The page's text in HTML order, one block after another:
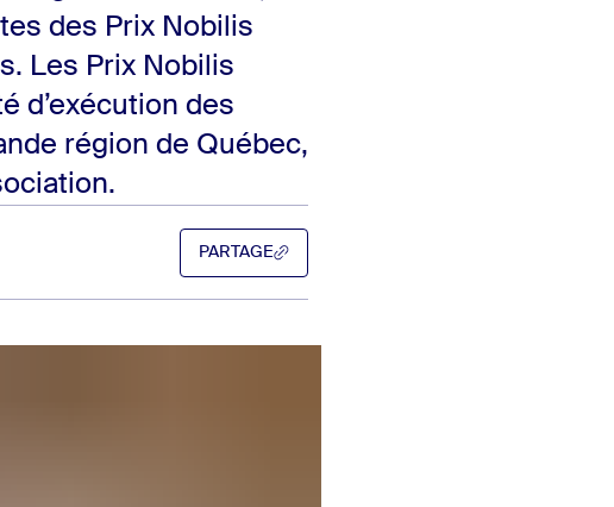
des Prix Nobilis
Les Prix Nobilis
d’exécution des
région de Québec,
PARTAGE
PARTAGE